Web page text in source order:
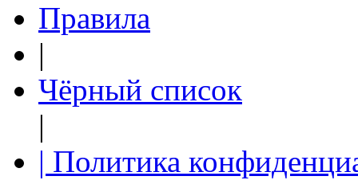
Правила
|
Чёрный список
|
| Политика